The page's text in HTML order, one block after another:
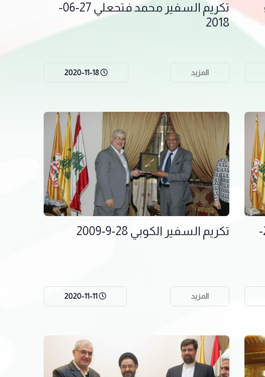
تكريم السفير محمد فتحعلي 27-06-
2018
المزيد
تكريم السفير محمد رضا شيباني 22-
تكريم السفير الكوبي 28-9-2009
المزيد